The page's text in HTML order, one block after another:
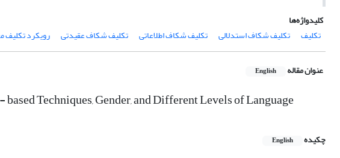
کلیدواژه‌ها
تکلیف
تکلیف شکاف استدلالی تکلیف شکاف اطلاعاتی تکلیف شکاف عقیدتی رویکرد تکلیف
عنوان مقاله English
Techniques, Gender, and Different Levels of Language
چکیده English